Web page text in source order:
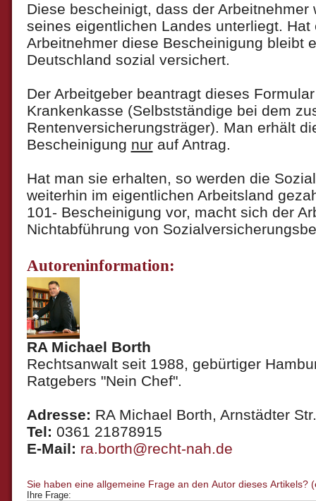
Diese bescheinigt, dass der Arbeitnehmer
seines eigentlichen Landes unterliegt. Hat
Arbeitnehmer diese Bescheinigung bleibt
Deutschland sozial versichert.
Der Arbeitgeber beantragt dieses
Krankenkasse (Selbstständige bei dem
Rentenversicherungsträger). Man erhält
Bescheinigung nurauf Antrag.
Hat man sie erhalten, so werden die
weiterhin im eigentlichen Arbeitsland
101- Bescheinigung vor, macht sich der
Nichtabführung von
Autoreninformation:
RA Michael Borth
Rechtsanwalt seit 1988, gebürtiger
Ratgebers "Nein Chef".
Adresse: RA Michael Borth, Arnstädter
Tel: 0361 21878915
E-Mail: ra.borth@recht-nah.de
Ihre Frage: